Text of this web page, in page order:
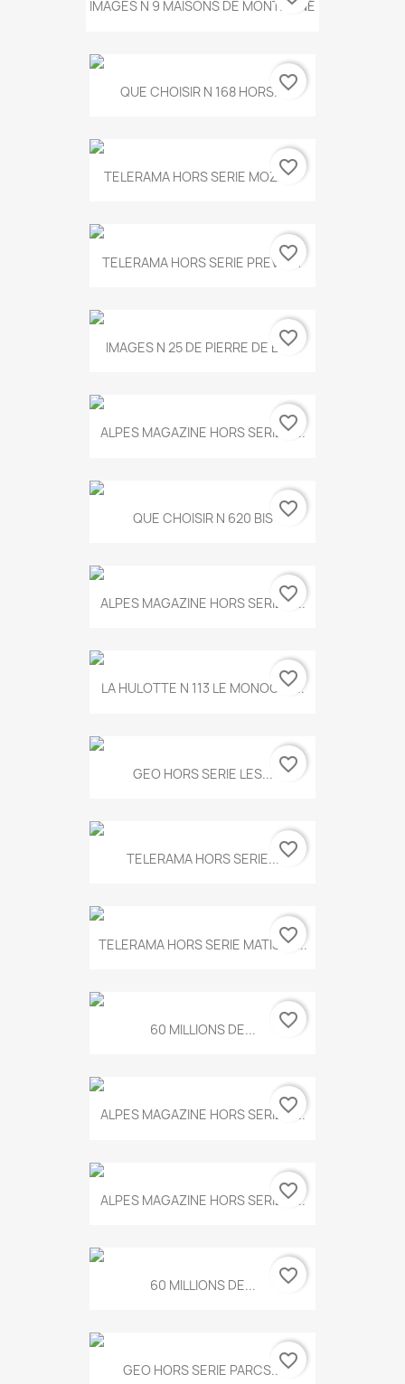
IMAGES N 9 MAISONS DE MONTAGNE
QUE CHOISIR N 168 HORS...favorite_border
TELERAMA HORS SERIE MOZART
favorite_border
TELERAMA HORS SERIE PREVERT
favorite_border
IMAGES N 25 DE PIERRE DE BOIS
favorite_border
ALPES MAGAZINE HORS SERIE N...
favorite_border
QUE CHOISIR N 620 BIS favorite_border
ALPES MAGAZINE HORS SERIE N...
favorite_border
LA HULOTTE N 113 LE MONOCLE...
favorite_border
GEO HORS SERIE LES... favorite_border
TELERAMA HORS SERIE...favorite_border
TELERAMA HORS SERIE MATISSE...
favorite_border
60 MILLIONS DE... favorite_border
ALPES MAGAZINE HORS SERIE N...
favorite_border
ALPES MAGAZINE HORS SERIE N...
favorite_border
60 MILLIONS DE... favorite_border
GEO HORS SERIE PARCS...favorite_border